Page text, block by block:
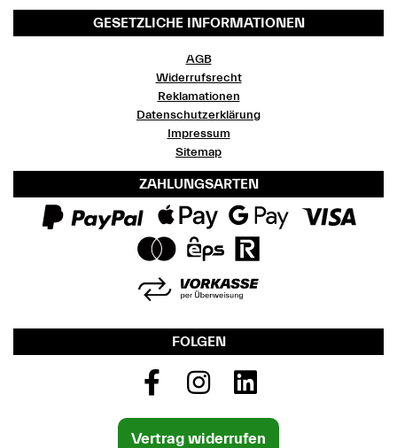
GESETZLICHE INFORMATIONEN
AGB
Widerrufsrecht
Reklamationen
Datenschutzerklärung
Impressum
Sitemap
ZAHLUNGSARTEN
FOLGEN
Vertrag widerrufen